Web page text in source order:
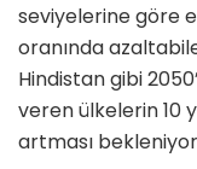
seviyelerine göre
oranında
Hindistan gibi
veren ülkelerin 10
artması